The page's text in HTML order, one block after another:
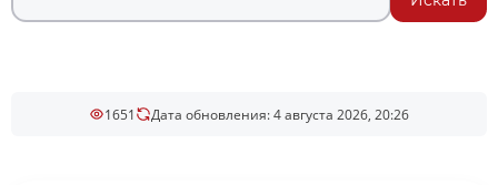
1651 Дата обновления: 4 августа 2026, 20:26